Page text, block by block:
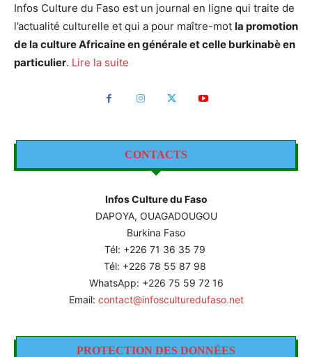
Infos Culture du Faso est un journal en ligne qui traite de
l’actualité culturelle et qui a pour maître-mot la promotion
de la culture Africaine en générale et celle burkinabè en
particulier. Lire la suite
CONTACTS
Infos Culture du Faso
DAPOYA, OUAGADOUGOU
Burkina Faso
Tél: +226 71 36 35 79
Tél: +226 78 55 87 98
WhatsApp: +226 75 59 72 16
Email: contact@infosculturedufaso.net
PROTECTION DES DONNÉES